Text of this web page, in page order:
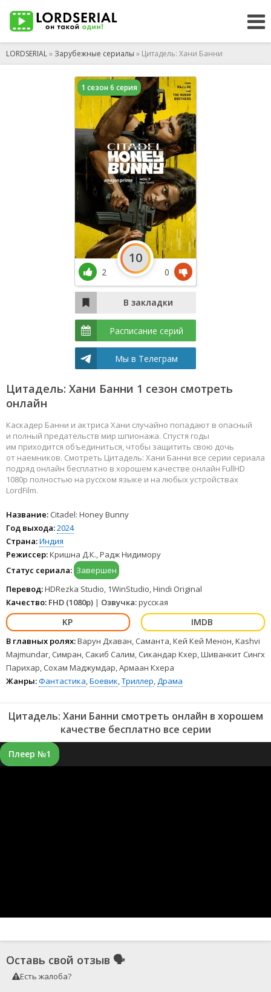
LORDSERIAL» Зарубежные сериалы » Цитадель: Хани Банни
Цитадель: Хани Банни 1 сезон смотреть
онлайн
Каскадер Банни и актриса Хани случайно попадают в опасный
и полный предательств мир шпионажа. Спустя годы
им приходится объединиться, чтобы защитить свою дочь
от наемников. Смотреть Цитадель: Хани Банни все серии сериала
подряд онлайн бесплатно в хорошем качестве онлайн FullHD
1080p полностью на русском языке и на любых устройствах
LordFilm.
Название: Citadel: Honey Bunny
Год выхода:2024
Страна:Индия
Режиссер:Кришна Д.К., Радж Нидимору
Статус сериала: Завершен
Перевод:HDRezka Studio, 1WinStudio, Hindi Original
Качество: FHD (1080p) | Озвучка:русская
В главных ролях:Варун Дхаван, Саманта, Кей Кей Менон, Kashvi
Majmundar, Симран, Сакиб Салим, Сикандар Кхер, Шиванкит Сингх
Парихар, Сохам Маджумдар, Армаан Кхера
Жанры:Фантастика,Боевик,Триллер,Драма
1 сезон 6 серия
2
10
0
Расписание серий
Мы в Телеграм
Цитадель: Хани Банни смотреть онлайн в хорошем
качестве бесплатно все серии
Плеер №1
Оставь свой отзыв 🗣
Есть жалоба?